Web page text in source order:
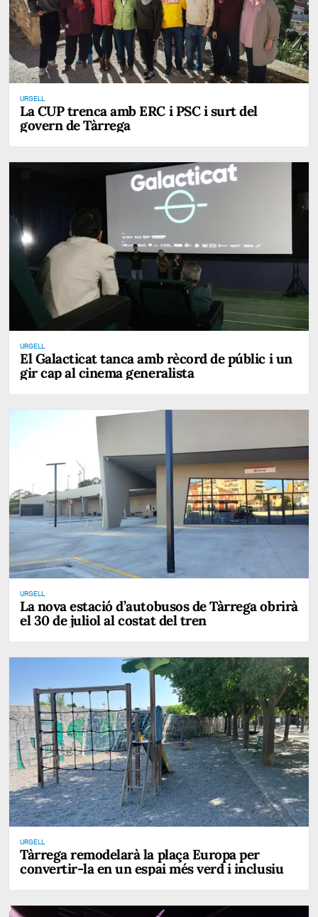
URGELL
La CUP trenca amb ERC i PSC i surt del
govern de Tàrrega
URGELL
El Galacticat tanca amb rècord de públic i un
gir cap al cinema generalista
URGELL
La nova estació d’autobusos de Tàrrega obrirà
el 30 de juliol al costat del tren
URGELL
Tàrrega remodelarà la plaça Europa per
convertir-la en un espai més verd i inclusiu